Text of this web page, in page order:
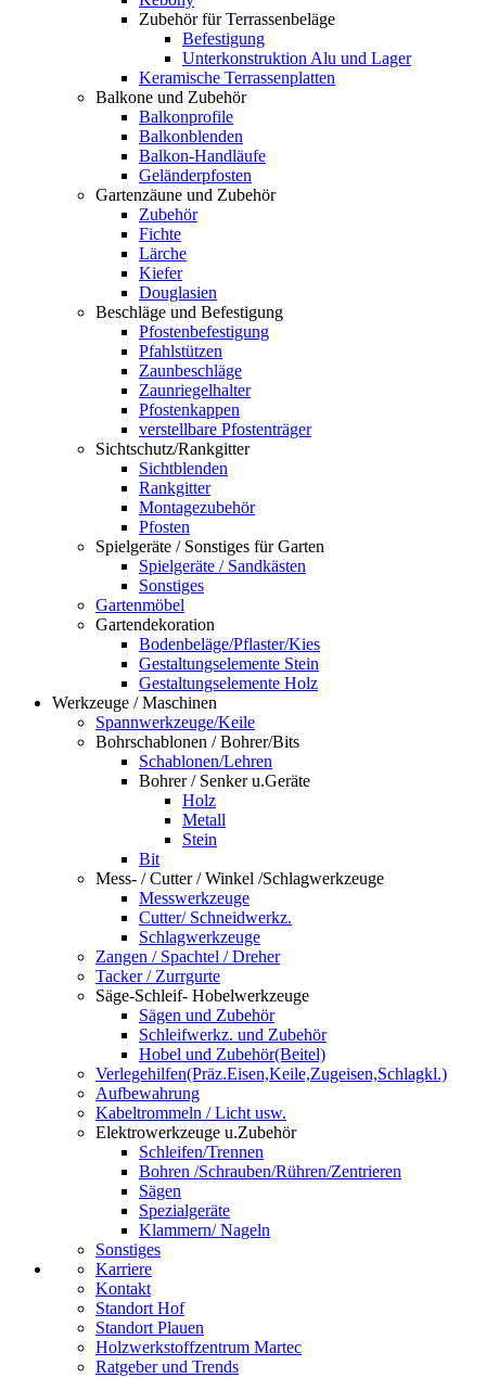
Zubehör für Terrassenbeläge
Befestigung
Unterkonstruktion Alu und Lager
Keramische Terrassenplatten
Balkone und Zubehör
Balkonprofile
Balkonblenden
Balkon-Handläufe
Geländerpfosten
Gartenzäune und Zubehör
Zubehör
Fichte
Lärche
Kiefer
Douglasien
Beschläge und Befestigung
Pfostenbefestigung
Pfahlstützen
Zaunbeschläge
Zaunriegelhalter
Pfostenkappen
verstellbare Pfostenträger
Sichtschutz/Rankgitter
Sichtblenden
Rankgitter
Montagezubehör
Pfosten
Spielgeräte / Sonstiges für Garten
Spielgeräte / Sandkästen
Sonstiges
Gartenmöbel
Gartendekoration
Bodenbeläge/Pflaster/Kies
Gestaltungselemente Stein
Gestaltungselemente Holz
Werkzeuge / Maschinen
Spannwerkzeuge/Keile
Bohrschablonen / Bohrer/Bits
Schablonen/Lehren
Bohrer / Senker u.Geräte
Holz
Metall
Stein
Bit
Mess- / Cutter / Winkel /Schlagwerkzeuge
Messwerkzeuge
Cutter/ Schneidwerkz.
Schlagwerkzeuge
Zangen / Spachtel / Dreher
Tacker / Zurrgurte
Säge-Schleif- Hobelwerkzeuge
Sägen und Zubehör
Schleifwerkz. und Zubehör
Hobel und Zubehör(Beitel)
Verlegehilfen(Präz.Eisen,Keile,Zugeisen,Schlagkl.)
Aufbewahrung
Kabeltrommeln / Licht usw.
Elektrowerkzeuge u.Zubehör
Schleifen/Trennen
Bohren /Schrauben/Rühren/Zentrieren
Sägen
Spezialgeräte
Klammern/ Nageln
Sonstiges
Karriere
Kontakt
Standort Hof
Standort Plauen
Holzwerkstoffzentrum Martec
Ratgeber und Trends